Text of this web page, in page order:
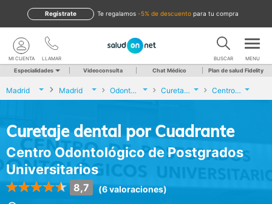
te regalamos -5% de descuento para tu compra
Regístrate
LLAMAR
MI CUENTA BUSCAR MENU
Especialidades Videoconsulta Chat Médico Plan de salud Fidelity
Madrid Madrid Odontología Curetaje dental por Cuadrante Centro Odontológico de Postgrados Universitarios
Curetaje dental por Cuadrante
Centro Odontológico de Postgrados
Universitarios
8,7 (6 valoraciones)